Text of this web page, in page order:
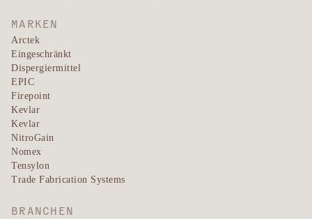
MARKEN
Arctek
Eingeschränkt
Dispergiermittel
EPIC
Firepoint
Kevlar
Kevlar
NitroGain
Nomex
Tensylon
Trade Fabrication Systems
BRANCHEN